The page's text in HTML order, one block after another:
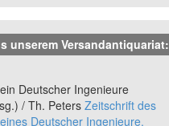
unserem Versandantiquariat:
Deutscher Ingenieure
/ Th. Peters Zeitschrift des
Deutscher Ingenieure.